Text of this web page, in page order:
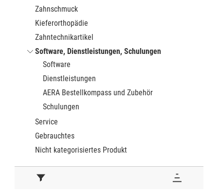
Zahnschmuck
Kieferorthopädie
Zahntechnikartikel
Software, Dienstleistungen, Schulungen
Software
Dienstleistungen
AERA Bestellkompass und Zubehör
Schulungen
Service
Gebrauchtes
Nicht kategorisiertes Produkt